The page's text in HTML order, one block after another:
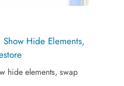
Show Hide Elements,
hide elements, swap